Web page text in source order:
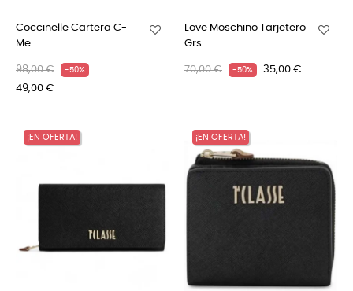
Coccinelle Cartera C-
Me...
98,00 € -50%
49,00 €
Love Moschino Tarjetero
Grs...
70,00 € -50% 35,00 €
¡EN OFERTA! ¡EN OFERTA!